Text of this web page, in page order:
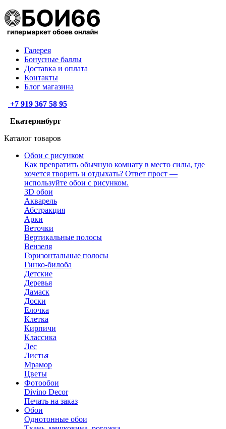
Галерея
Бонусные баллы
Доставка и оплата
Контакты
Блог магазина
+7 919 367 58 95
Екатеринбург
Каталог товаров
Обои с рисунком
Как превратить обычную комнату в место силы, где
хочется творить и отдыхать? Ответ прост —
используйте обои с рисунком.
3D обои
Акварель
Абстракция
Арки
Веточки
Вертикальные полосы
Вензеля
Горизонтальные полосы
Гинко-билоба
Детские
Деревья
Дамаск
Доски
Елочка
Клетка
Кирпичи
Классика
Лес
Листья
Мрамор
Цветы
Фотообои
Divino Decor
Печать на заказ
Обои
Однотонные обои